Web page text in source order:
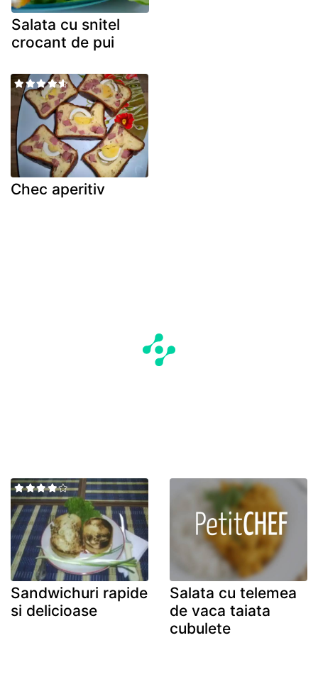
Salata cu snitel
crocant de pui
Chec aperitiv
Sandwichuri rapide
si delicioase
Salata cu telemea
de vaca taiata
cubulete